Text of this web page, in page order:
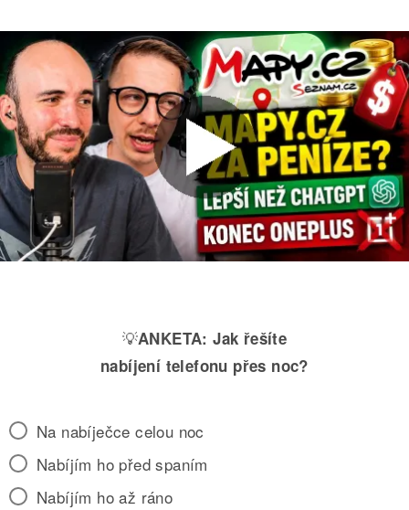
💡ANKETA: Jak řešíte
nabíjení telefonu přes noc?
Na nabíječce celou noc
Nabíjím ho před spaním
Nabíjím ho až ráno